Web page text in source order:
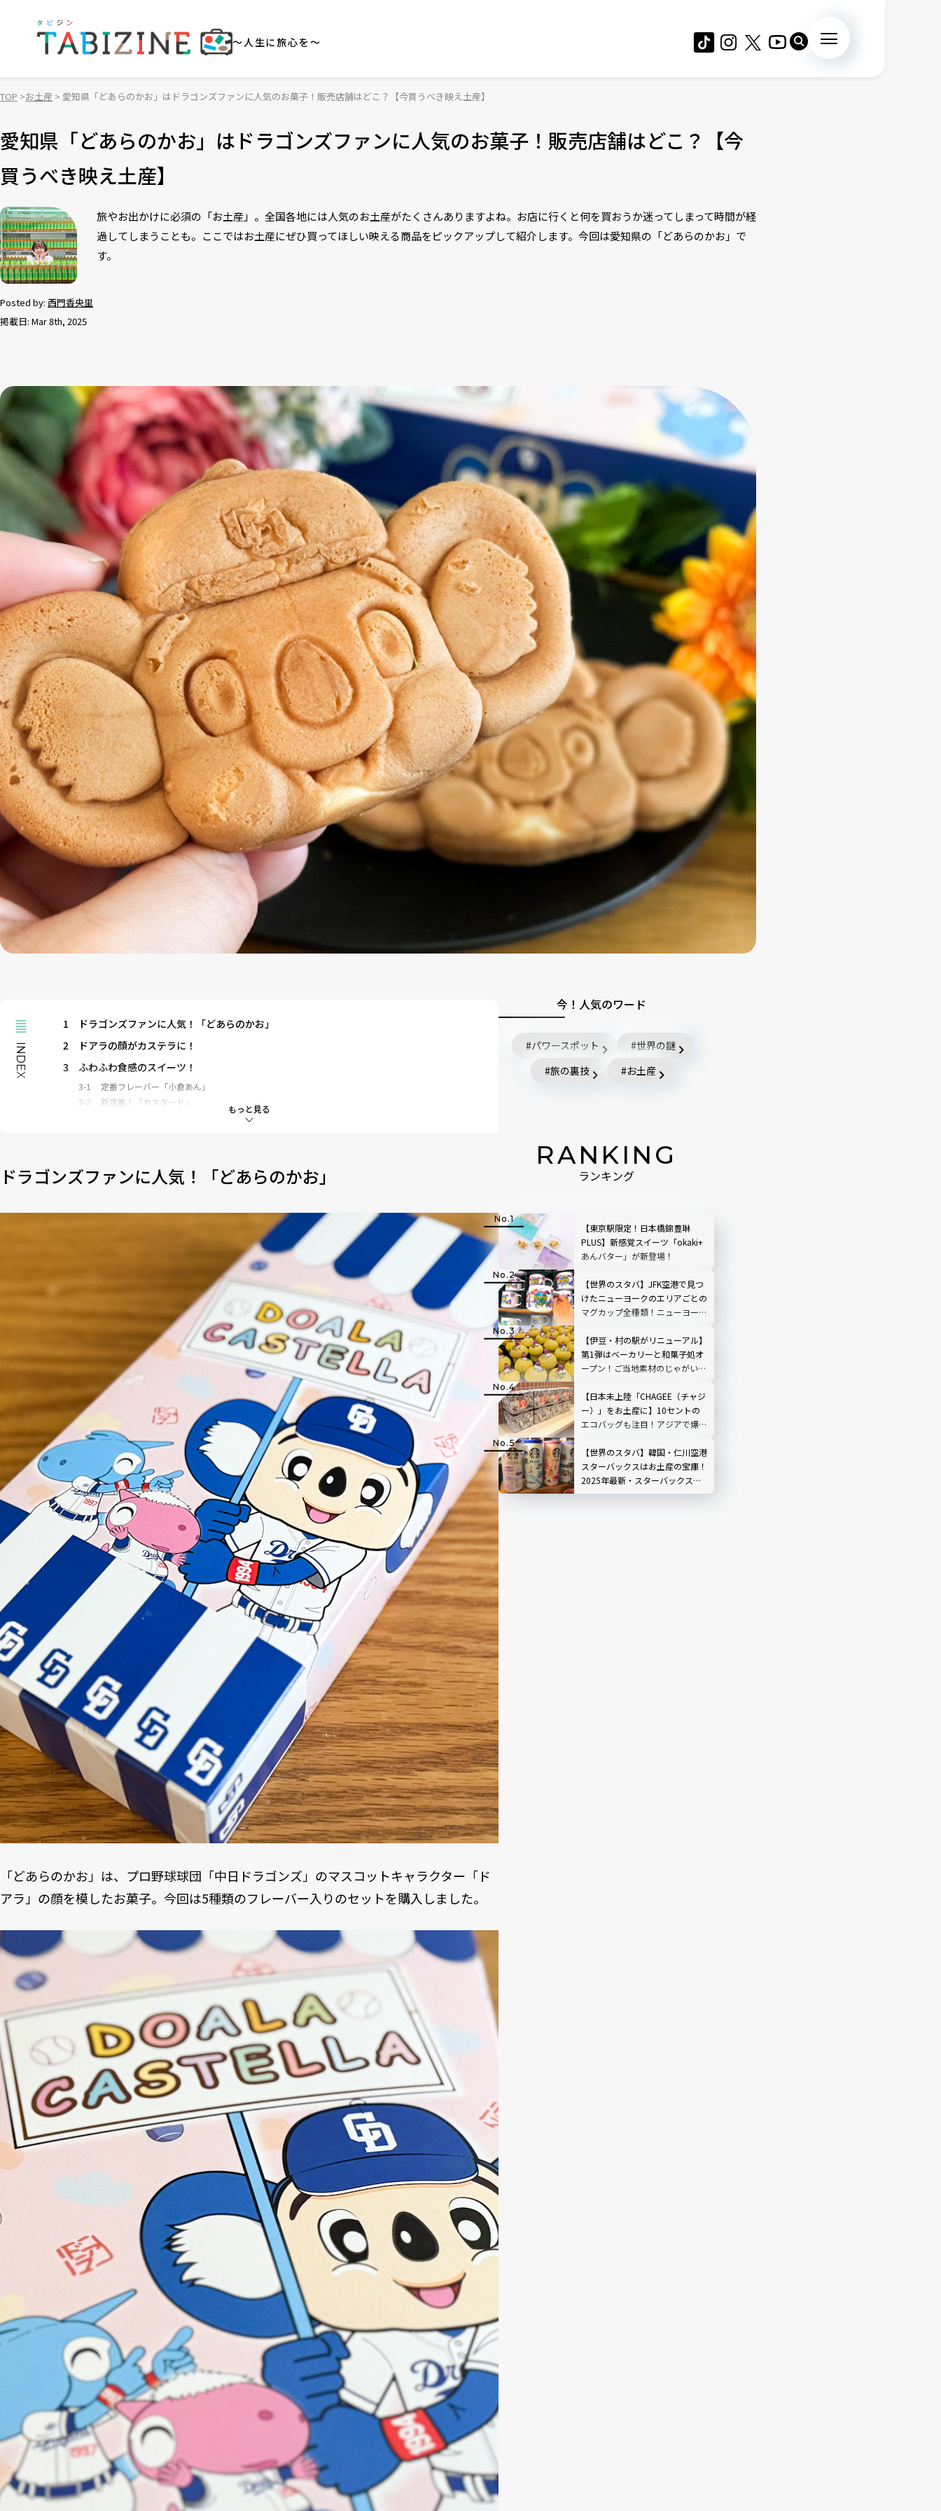
～人生に旅心を～
TOP お土産 愛知県「どあらのかお」はドラゴンズファンに人気のお菓子！販売店舗はどこ？【今買うべき映え土産】
愛知県「どあらのかお」はドラゴンズファンに人気のお菓子！販売店舗はどこ？【今
買うべき映え土産】
Posted by: 西門香央里
掲載日: Mar 8th, 2025
旅やお出かけに必須の「お土産」。全国各地には人気のお土産がたくさんありますよね。お店に行くと何を買おうか迷ってしまって時間が経
過してしまうことも。ここではお土産にぜひ買ってほしい映える商品をピックアップして紹介します。今回は愛知県の「どあらのかお」で
す。
もっと見る
INDEX
1
ドラゴンズファンに人気！「どあらのかお」
2
ドアラの顔がカステラに！
3
ふわふわ食感のスイーツ！
3-1
定番フレーバー「小倉あん」
3-2
新定番！「カスタード」
「どあらのかお」はどこに売ってる？取扱店や通販はある？
ドラゴンズファンに人気！「どあらのかお」
「どあらのかお」は、プロ野球球団「中日ドラゴンズ」のマスコットキャラクター「ド
アラ」の顔を模したお菓子。今回は5種類のフレーバー入りのセットを購入しました。
今！人気のワード
パワースポット
世界の謎
旅の裏技
お土産
RANKING
ランキング
【東京駅限定！日本橋錦豊琳
PLUS】新感覚スイーツ「okaki+
あんバター」が新登場！
【世界のスタバ】JFK空港で見つ
けたニューヨークのエリアごとの
マグカップ全種類！ニューヨーク
ガイド
【伊豆・村の駅がリニューアル】
第1弾はベーカリーと和菓子処オ
ープン！ご当地素材のじゃがいも
ーツが新登場
【日本未上陸「CHAGEE（チャジ
ー）」をお土産に】10セントの
エコバッグも注目！アジアで爆発
｜シンガポール編
【世界のスタバ】韓国・仁川空港
スターバックスはお土産の宝庫！
2025年最新・スターバックス限
定グッズ完全ガイド